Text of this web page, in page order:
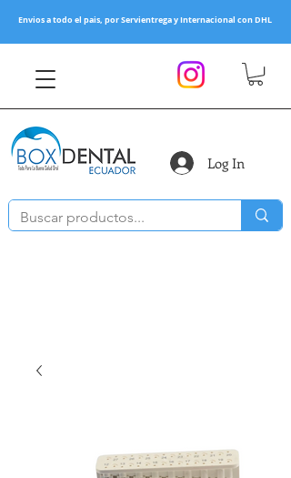
Envios a todo el pais, por Servientrega y Internacional con DHL
Log In